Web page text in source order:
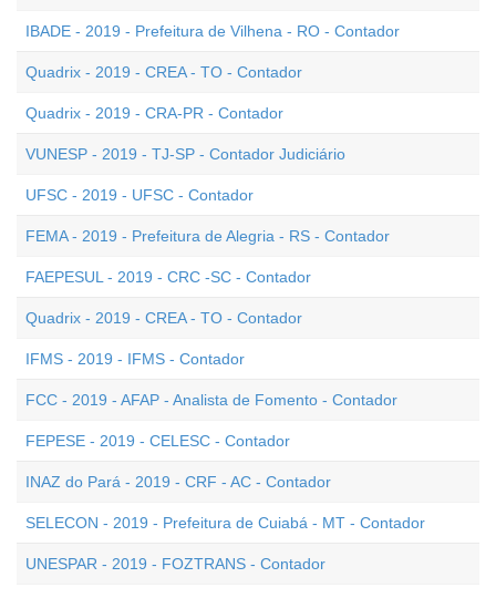
IBADE - 2019 - Prefeitura de Vilhena - RO - Contador
Quadrix - 2019 - CREA - TO - Contador
Quadrix - 2019 - CRA-PR - Contador
VUNESP - 2019 - TJ-SP - Contador Judiciário
UFSC - 2019 - UFSC - Contador
FEMA - 2019 - Prefeitura de Alegria - RS - Contador
FAEPESUL - 2019 - CRC -SC - Contador
Quadrix - 2019 - CREA - TO - Contador
IFMS - 2019 - IFMS - Contador
FCC - 2019 - AFAP - Analista de Fomento - Contador
FEPESE - 2019 - CELESC - Contador
INAZ do Pará - 2019 - CRF - AC - Contador
SELECON - 2019 - Prefeitura de Cuiabá - MT - Contador
UNESPAR - 2019 - FOZTRANS - Contador